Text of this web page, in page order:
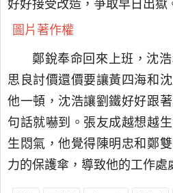
好好接受改造，爭取早日出獄
圖片著作權
鄭銳奉命回來上班，沈
思良討價還價要讓黃四海和
他一頓，沈浩讓劉鐵好好跟
句話就嚇到。張友成越想越
生悶氣，他覺得陳明忠和鄭
力的保護傘，導致他的工作處